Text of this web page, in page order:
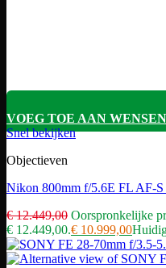
VOEG TOE AAN
Snel bekijken
Objectieven
Nikon 800mm f/5.6E FL AF-
€12.449,00 Oorspronkelijke
€ 12.449,00.€ 10.999,00